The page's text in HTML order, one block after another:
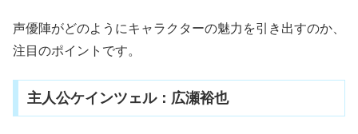
声優陣がどのようにキャラクターの魅力を引き出すのか、
注目のポイントです。
主人公ケインツェル：広瀬裕也